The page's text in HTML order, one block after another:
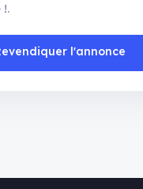
l'annonce